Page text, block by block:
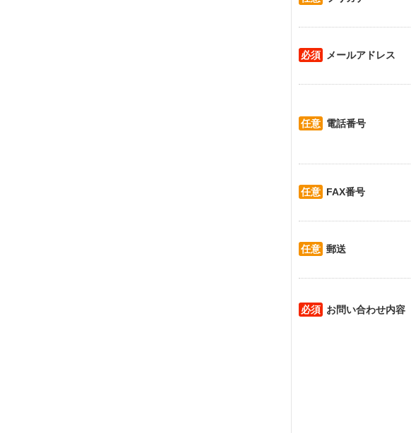
必須 メールアドレス
任意 電話番号
任意 FAX番号
任意 郵送
必須 お問い合わせ内容